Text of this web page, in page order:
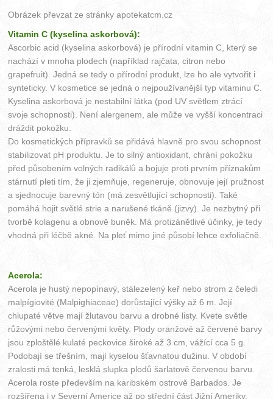
Obrázek převzat ze stránkyapotekatcm.cz
Vitamin C (kyselina askorbová):
Ascorbic acid (kyselina askorbová) je přírodní vitamin C, který se
nachází v mnoha plodech (například rajčata, citron nebo
grapefruit). Jedná se tedy o přírodní produkt, lze ho ale vytvořit i
synteticky. V kosmetice se jedná o nejpoužívanější typ vitaminu C.
Kyselina askorbová je nestabilní látka (pod UV světlem ztrácí
svoje schopnosti). Není alergenem, ale může ve vyšší koncentraci
dráždit pokožku.
Do kosmetických přípravků se přidává hlavně pro svou schopnost
stabilizovat pH produktu. Je to silný antioxidant, chrání pokožku
před působením volných radikálů a bojuje proti prvním příznakům
stárnutí pleti tím, že ji zjemňuje, regeneruje, obnovuje její pružnost
a sjednocuje barevný tón (má zesvětlující schopnosti). Také
pomáhá hojit světlé strie a narušené tkáně (jizvy). Je nezbytný při
tvorbě kolagenu a obnově buněk. Má protizánětlivé účinky, je tedy
vhodná při léčbě akné. Na pleť mimo jiné působí lehce exfoliačně.
Acerola:
Acerola je hustý nepopínavý, stálezelený keř nebo strom z čeledi
malpígiovité (Malpighiaceae) dorůstající výšky až 6 m. Její
chlupaté větve mají žlutavou barvu a drobné listy. Kvete světle
růžovými nebo červenými květy. Plody oranžové až červené barvy
jsou zploštělé kulaté peckovice široké až 3 cm, vážící cca 5 g.
Podobají se třešním, mají kyselou šťavnatou dužinu. V období
zralosti má tenká, lesklá slupka plodů šarlatově červenou barvu.
Acerola roste především na karibském ostrově Barbados. Je
rozšířena i v Severní Americe až po střední část Jižní Ameriky.